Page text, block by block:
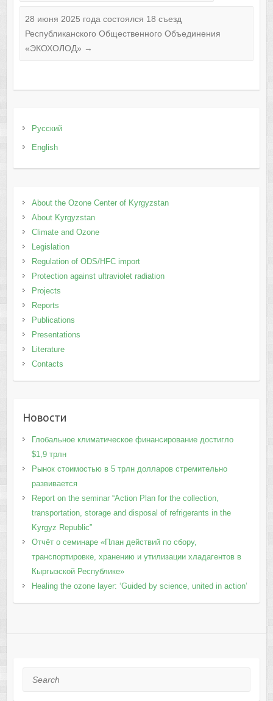
28 июня 2025 года состоялся 18 съезд
Республиканского Общественного Объединения
«ЭКОХОЛОД» →
Русский
English
Аbout the Ozone Center of Kyrgyzstan
About Kyrgyzstan
Climate and Ozone
Legislation
Regulation of ODS/HFC import
Protection against ultraviolet radiation
Projects
Reports
Publications
Presentations
Literature
Contacts
Новости
Глобальное климатическое финансирование достигло
$1,9 трлн
Рынок стоимостью в 5 трлн долларов стремительно
развивается
Report on the seminar “Action Plan for the collection,
transportation, storage and disposal of refrigerants in the
Kyrgyz Republic”
Отчёт о семинаре «План действий по сбору,
транспортировке, хранению и утилизации хладагентов в
Кыргызской Республике»
Healing the ozone layer: ‘Guided by science, united in action’
Search